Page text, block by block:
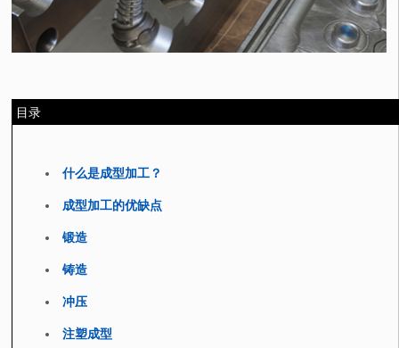
目录
什么是成型加工？
成型加工的优缺点
锻造
铸造
冲压
注塑成型